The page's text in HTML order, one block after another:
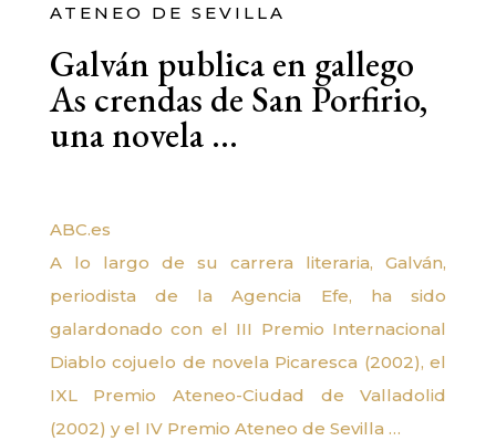
ATENEO DE SEVILLA
Galván publica en gallego
As crendas de San Porfirio,
una novela …
ABC.es
A lo largo de su carrera literaria, Galván,
periodista de la Agencia Efe, ha sido
galardonado con el III Premio Internacional
Diablo cojuelo de novela Picaresca (2002), el
IXL Premio Ateneo-Ciudad de Valladolid
(2002) y el IV Premio Ateneo de Sevilla …